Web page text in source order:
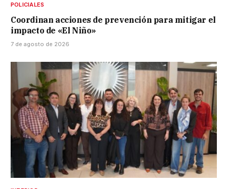
POLICIALES
Coordinan acciones de prevención para mitigar el
impacto de «El Niño»
7 de agosto de 2026